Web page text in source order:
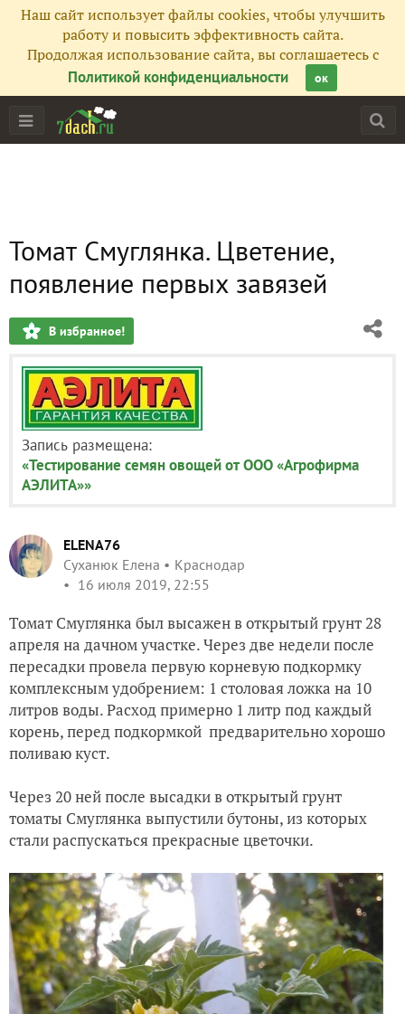
Наш сайт использует файлы cookies, чтобы улучшить
работу и повысить эффективность сайта.
Продолжая использование сайта, вы соглашаетесь с
Политикой конфиденциальности
ок
Томат Смуглянка. Цветение,
появление первых завязей
В избранное!
Запись размещена:
«Тестирование семян овощей от ООО «Агрофирма
АЭЛИТА»»
ELENA76
Суханюк Елена
Краснодар
16 июля 2019, 22:55
Томат Смуглянка был высажен в открытый грунт 28
апреля на дачном участке. Через две недели после
пересадки провела первую корневую подкормку
комплексным удобрением: 1 столовая ложка на 10
литров воды. Расход примерно 1 литр под каждый
корень, перед подкормкой предварительно хорошо
поливаю куст.
Через 20 ней после высадки в открытый грунт
томаты Смуглянка выпустили бутоны, из которых
стали распускаться прекрасные цветочки.